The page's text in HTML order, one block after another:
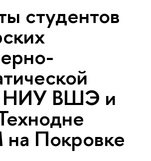
студентов
НИУ ВШЭ и
Покровке